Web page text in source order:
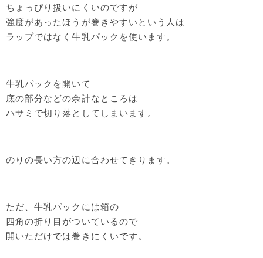
ちょっぴり扱いにくいのですが
強度があったほうが巻きやすいという人は
ラップではなく牛乳パックを使います。
牛乳パックを開いて
底の部分などの余計なところは
ハサミで切り落としてしまいます。
のりの長い方の辺に合わせてきります。
ただ、牛乳パックには箱の
四角の折り目がついているので
開いただけでは巻きにくいです。